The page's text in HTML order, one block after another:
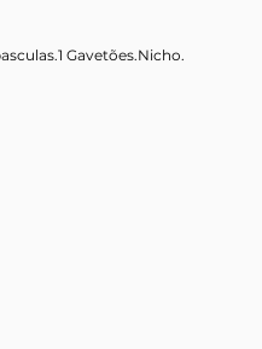
Gavetões.Nicho.